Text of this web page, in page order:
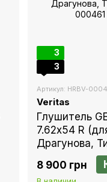
3
3
Артикул: HRBV-
Veritas
Глушитель
7.62х54 R
Драгунова,
8 900 грн